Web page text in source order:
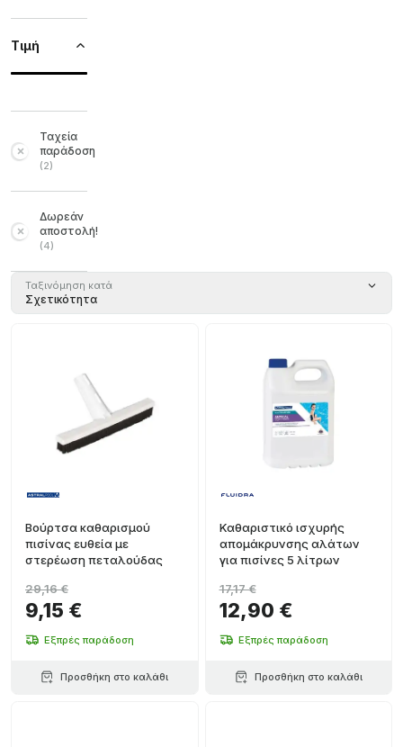
Τιμή
Ταχεία
παράδοση
(2)
Δωρεάν
αποστολή!
(4)
Ταξινόμηση κατά
Σχετικότητα
Βούρτσα καθαρισμού
πισίνας ευθεία με
στερέωση πεταλούδας
9,15 €
29,16 €
Εξπρές παράδοση
Προσθήκη στο καλάθι
Καθαριστικό ισχυρής
απομάκρυνσης αλάτων
για πισίνες 5 λίτρων
12,90 €
17,17 €
Εξπρές παράδοση
Προσθήκη στο καλάθι